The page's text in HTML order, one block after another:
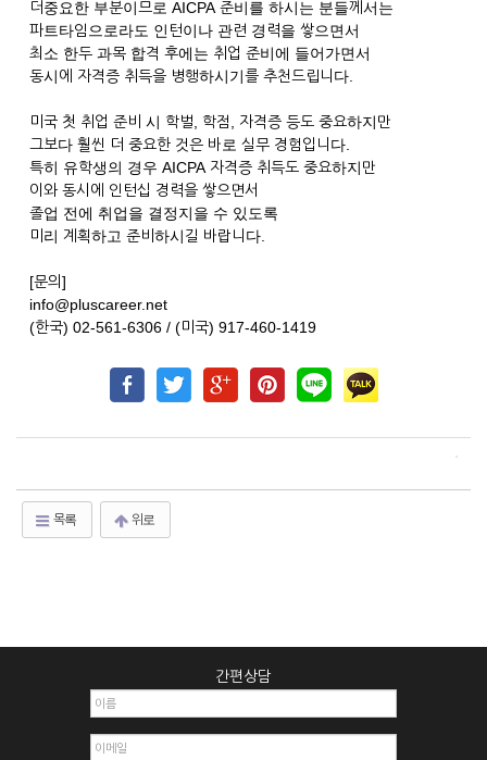
더중요한 부분이므로 AICPA 준비를 하시는 분들께서는
파트타임으로라도 인턴이나 관련 경력을 쌓으면서
최소 한두 과목 합격 후에는 취업 준비에 들어가면서
동시에 자격증 취득을 병행하시기를 추천드립니다.
미국 첫 취업 준비 시 학벌, 학점, 자격증 등도 중요하지만
그보다 훨씬 더 중요한 것은 바로 실무 경험입니다.
특히 유학생의 경우 AICPA 자격증 취득도 중요하지만
이와 동시에 인턴십 경력을 쌓으면서
졸업 전에 취업을 결정지을 수 있도록
미리 계획하고 준비하시길 바랍니다.
[문의]
info@pluscareer.net
(한국) 02-561-6306 / (미국) 917-460-1419
목록 위로
간편상담